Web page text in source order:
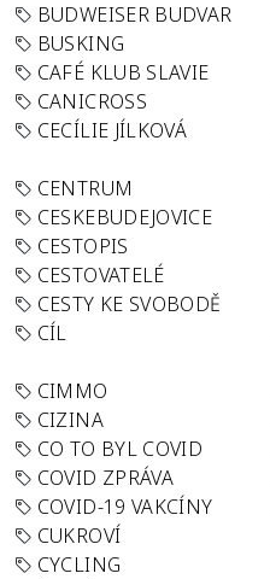
BUDWEISER BUDVAR
BUSKING
CAFÉ KLUB SLAVIE
CANICROSS
CECÍLIE JÍLKOVÁ
CENTRUM
CESKEBUDEJOVICE
CESTOPIS
CESTOVATELÉ
CESTY KE SVOBODĚ
CÍL
CIMMO
CIZINA
CO TO BYL COVID
COVID ZPRÁVA
COVID-19 VAKCÍNY
CUKROVÍ
CYCLING